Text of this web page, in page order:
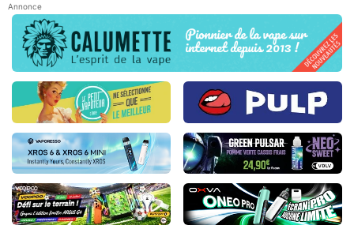
Annonce